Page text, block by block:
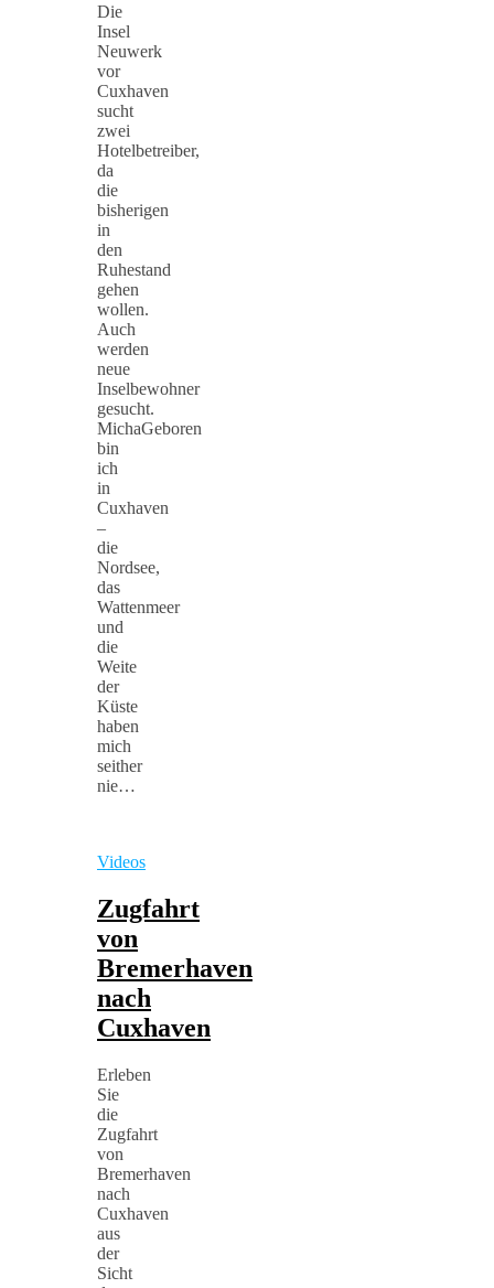
Die
Insel
Neuwerk
vor
Cuxhaven
sucht
zwei
Hotelbetreiber,
da
die
bisherigen
in
den
Ruhestand
gehen
wollen.
Auch
werden
neue
Inselbewohner
gesucht.
MichaGeboren
bin
ich
in
Cuxhaven
–
die
Nordsee,
das
Wattenmeer
und
die
Weite
der
Küste
haben
mich
seither
nie…
Videos
Zugfahrt
von
Bremerhaven
nach
Cuxhaven
Erleben
Sie
die
Zugfahrt
von
Bremerhaven
nach
Cuxhaven
aus
der
Sicht